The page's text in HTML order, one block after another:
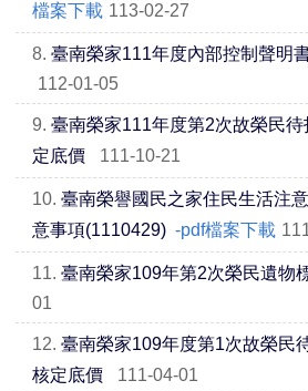
檔案下載 113-02-27
8. 臺南榮家111年度內部控制聲明
112-01-05
9. 臺南榮家111年度第2次故榮民
定底價
111-10-21
10. 臺南榮譽國民之家住民生活注
意事項(1110429) -pdf檔案下載
11. 臺南榮家109年第2次榮民遺物
01
12. 臺南榮家109年度第1次故榮民
核定底價
111-04-01